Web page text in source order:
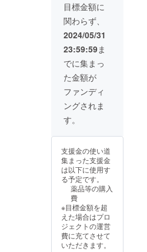
目標金額に
関わらず、
2024/05/31
23:59:59ま
でに集まっ
た金額が
ファンディ
ングされま
す。
支援金の使い道
集まった支援金
は以下に使用す
る予定です。
薬品等の購入
費
※目標金額を超
えた場合はプロ
ジェクトの運営
費に充てさせて
いただきます。